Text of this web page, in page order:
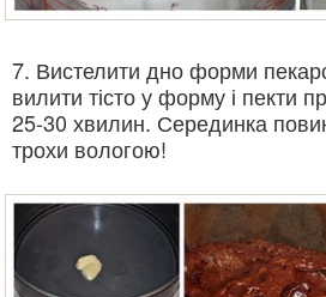
7. Вистелити дно форми
вилити тісто у форму і
25-30 хвилин. Серединка
трохи вологою!